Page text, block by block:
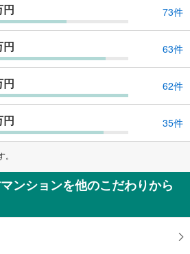
円 73件
円 63件
円 62件
円 35件
ンションを他のこだわりから